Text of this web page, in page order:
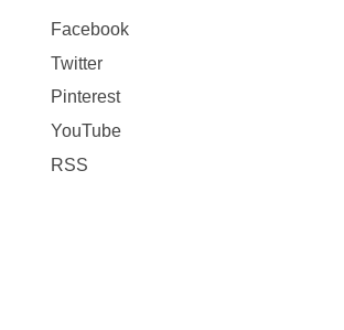
Facebook
Twitter
Pinterest
YouTube
RSS